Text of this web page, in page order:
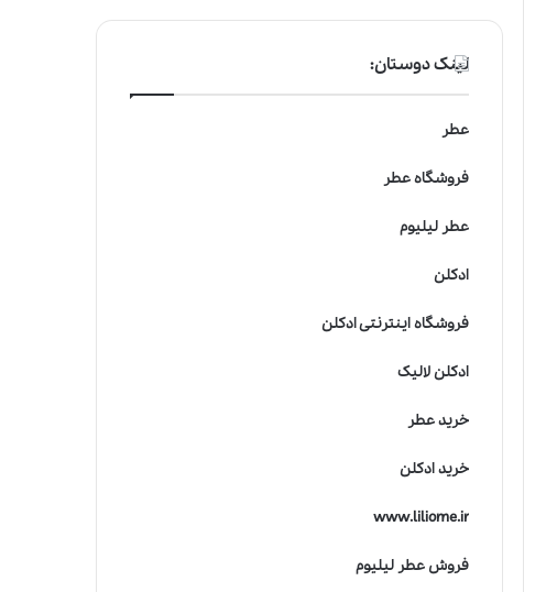
لینک دوستان:
عطر
فروشگاه عطر
عطر لیلیوم
ادکلن
فروشگاه اینترنتی ادکلن
ادکلن لالیک
خرید عطر
خرید ادکلن
www.liliome.ir
فروش عطر لیلیوم